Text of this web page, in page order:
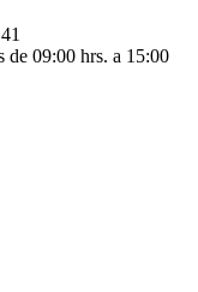
de 09:00 hrs. a 15:00